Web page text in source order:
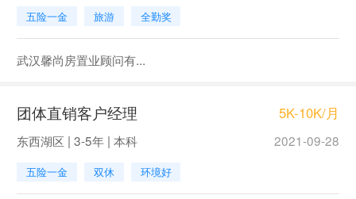
五险一金 旅游 全勤奖
武汉馨尚房置业顾问有...
团体直销客户经理 5K-10K/月
东西湖区 | 3-5年 | 本科 2021-09-28
五险一金 双休 环境好